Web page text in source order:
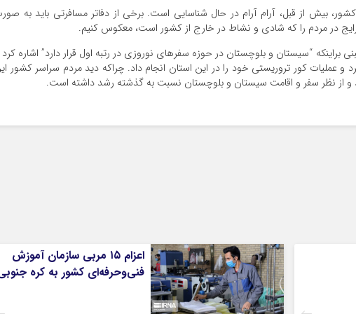
بیش از قبل، آرام آرام در حال شناسایی است. برخی از دفاتر مسافرتی باید به
در مردم را که شادی و نشاط در خارج از کشور است، معکوس کنیم.
“سیستان و بلوچستان در حوزه سفرهای نوروزی در رتبه اول قرار دارد” اشاره
کور تروریستی خود را در این استان انجام داد. چراکه دید مردم سراسر کشور
و از نظر سفر و اقامت سیستان و بلوچستان نسبت به گذشته رشد داشته است.
اعزام ۱۵ مربی سازمان آموزش
فنی‌وحرفه‌ای کشور به کره